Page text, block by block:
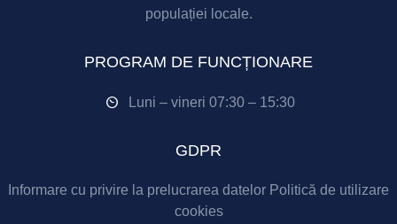
populației locale.
PROGRAM DE FUNCȚIONARE
Luni – vineri 07:30 – 15:30
GDPR
Informare cu privire la prelucrarea datelor Politică de utilizare
cookies